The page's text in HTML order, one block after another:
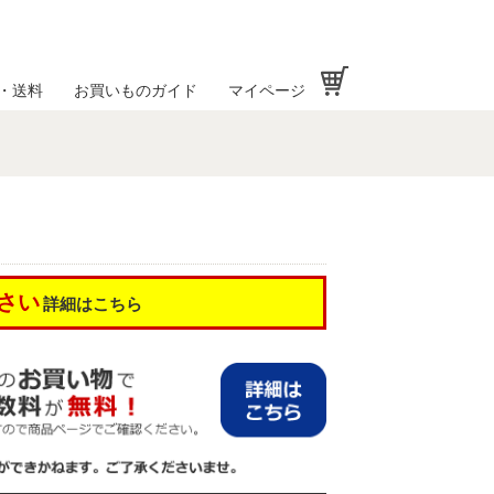
送料 お買いものガイド マイページ
い 詳細はこちら